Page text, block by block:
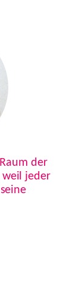
der
weil jeder